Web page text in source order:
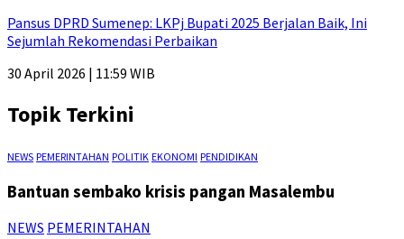
Pansus DPRD Sumenep: LKPj Bupati 2025 Berjalan Baik, Ini
Sejumlah Rekomendasi Perbaikan
30 April 2026 | 11:59 WIB
Topik Terkini
NEWS PEMERINTAHAN POLITIK EKONOMI PENDIDIKAN
Bantuan sembako krisis pangan Masalembu
NEWS PEMERINTAHAN